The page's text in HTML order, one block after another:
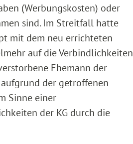
(Werbungskosten) oder
sind. Im Streitfall hatte
mit dem neu errichteten
auf die Verbindlichkeiten
Ehemann der
der getroffenen
Sinne einer
der KG durch die